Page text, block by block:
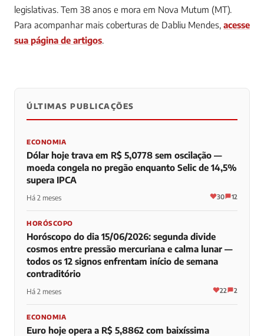
legislativas. Tem 38 anos e mora em Nova Mutum (MT).
Para acompanhar mais coberturas de Dabliu Mendes, acesse
sua página de artigos.
0 0 0
ÚLTIMAS PUBLICAÇÕES
ECONOMIA
Dólar hoje trava em R$ 5,0778 sem oscilação —
moeda congela no pregão enquanto Selic de 14,5%
supera IPCA
Há 2 meses 30 12
HORÓSCOPO
Horóscopo do dia 15/06/2026: segunda divide
cosmos entre pressão mercuriana e calma lunar —
todos os 12 signos enfrentam início de semana
contraditório
Há 2 meses 22 2
ECONOMIA
Euro hoje opera a R$ 5,8862 com baixíssima